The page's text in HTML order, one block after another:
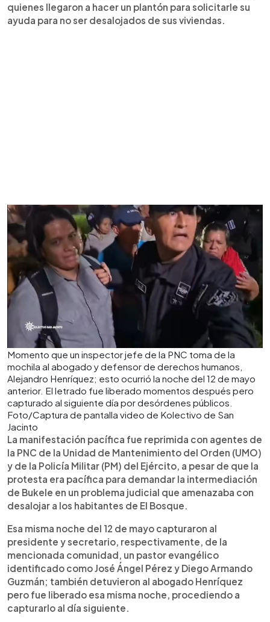
quienes llegaron a hacer un plantón para solicitarle su
ayuda para no ser desalojados de sus viviendas.
Momento que un inspector jefe de la PNC toma de la
mochila al abogado y defensor de derechos humanos,
Alejandro Henríquez; esto ocurrió la noche del 12 de mayo
anterior. El letrado fue liberado momentos después pero
capturado al siguiente día por desórdenes públicos.
Foto/Captura de pantalla video de Kolectivo de San
Jacinto
La manifestación pacífica fue reprimida con agentes de
la PNC de la Unidad de Mantenimiento del Orden (UMO)
y de la Policía Militar (PM) del Ejército, a pesar de que la
protesta era pacífica para demandar la intermediación
de Bukele en un problema judicial que amenazaba con
desalojar a los habitantes de El Bosque.
Esa misma noche del 12 de mayo capturaron al
presidente y secretario, respectivamente, de la
mencionada comunidad, un pastor evangélico
identificado como José Ángel Pérez y Diego Armando
Guzmán; también detuvieron al abogado Henríquez
pero fue liberado esa misma noche, procediendo a
capturarlo al día siguiente.